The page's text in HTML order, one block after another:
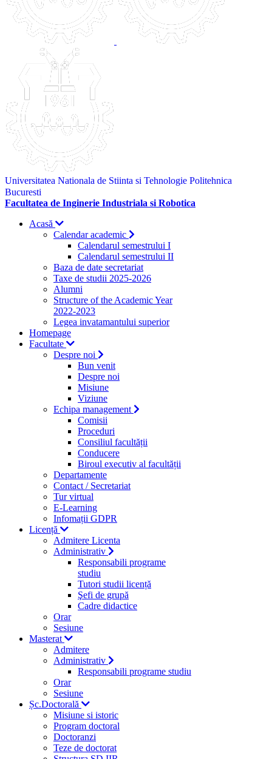
Universitatea Nationala de Stiinta si Tehnologie Politehnica
Bucuresti
Facultatea de Inginerie Industriala si Robotica
Acasă
Calendar academic
Calendarul semestrului I
Calendarul semestrului II
Baza de date secretariat
Taxe de studii 2025-2026
Alumni
Structure of the Academic Year
2022-2023
Legea invatamantului superior
Homepage
Facultate
Despre noi
Bun venit
Despre noi
Misiune
Viziune
Echipa management
Comisii
Proceduri
Consiliul facultății
Conducere
Biroul executiv al facultății
Departamente
Contact / Secretariat
Tur virtual
E-Learning
Infomații GDPR
Licență
Admitere Licenta
Administrativ
Responsabili programe
studiu
Tutori studii licență
Şefi de grupă
Cadre didactice
Orar
Sesiune
Masterat
Admitere
Administrativ
Responsabili programe studiu
Orar
Sesiune
Șc.Doctorală
Misiune si istoric
Program doctoral
Doctoranzi
Teze de doctorat